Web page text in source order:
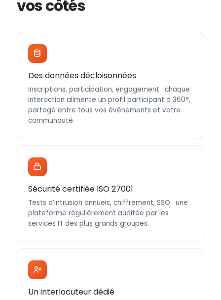
vos côtés
Des données décloisonnées
Inscriptions, participation, engagement : chaque
interaction alimente un profil participant à 360°,
partagé entre tous vos événements et votre
communauté.
Sécurité certifiée ISO 27001
Tests d’intrusion annuels, chiffrement, SSO : une
plateforme régulièrement auditée par les
services IT des plus grands groupes.
Un interlocuteur dédié